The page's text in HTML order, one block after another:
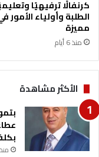
ا
م
د
ن
ر
كرنفالًا ترفيهيًا
الطلبة وأولياء الأمور
مميزة
منذ 6 أيام
الأكثر مشاهدة
بكلفة (1.5)
منذ 3 أسابيع